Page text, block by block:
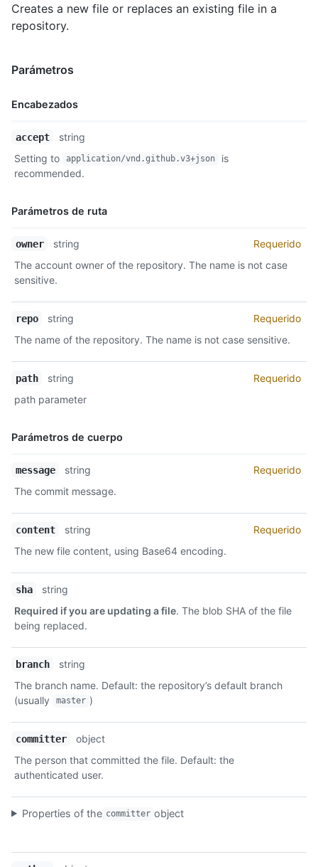
"html": "https://github.com/octokit/octokit.rb/blob/
  }
Creates a new file or replaces an existing file in a
repository.
Parámetros
Encabezados
Nombre,
Descripción
accept
string
Setting to
application/vnd.github.v3+json
is
recommended.
Parámetros de ruta
Nombre,
Descripción
owner string
Requerido
The account owner of the repository. The name is not case
sensitive.
repo string
Requerido
The name of the repository. The name is not case sensitive.
path string
Requerido
path parameter
Parámetros de cuerpo
Nombre,
Descripción
message string
Requerido
The commit message.
content string
Requerido
The new file content, using Base64 encoding.
sha
string
Required if you are updating a file. The blob SHA of the file
being replaced.
branch
string
The branch name. Default: the repository’s default branch
(usually
master )
committer
object
The person that committed the file. Default: the
authenticated user.
Properties of the committer object